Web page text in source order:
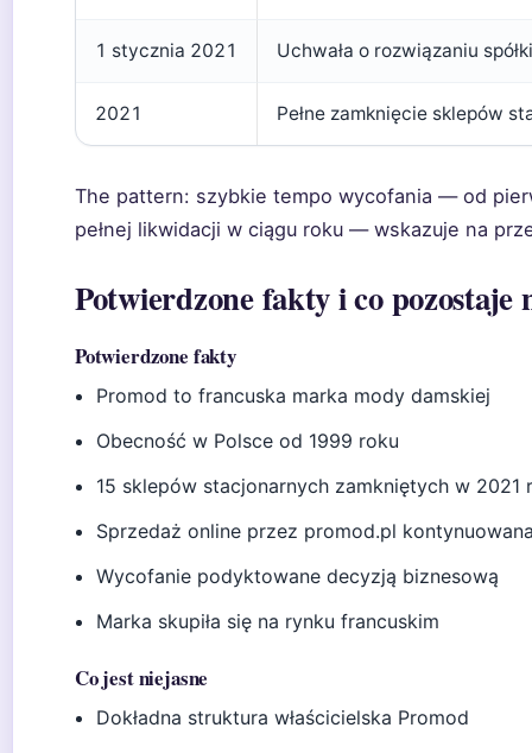
1 stycznia 2021 Uchwała o rozwiązaniu
2021 Pełne zamknięcie sklepów
The pattern: szybkie tempo wycofania — od
pełnej likwidacji w ciągu roku — wskazuje na
Potwierdzone fakty i co pozostaje
Potwierdzone fakty
Promod to francuska marka mody damskiej
Obecność w Polsce od 1999 roku
15 sklepów stacjonarnych zamkniętych w 2021
Sprzedaż online przez promod.pl
Wycofanie podyktowane decyzją biznesową
Marka skupiła się na rynku francuskim
Co jest niejasne
Dokładna struktura właścicielska Promod